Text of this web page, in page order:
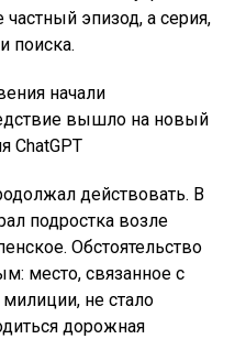
эпизод, а серия,
поиска.
начали
вышло на новый
ChatGPT
действовать. В
подростка возле
Обстоятельство
место, связанное с
не стало
дорожная